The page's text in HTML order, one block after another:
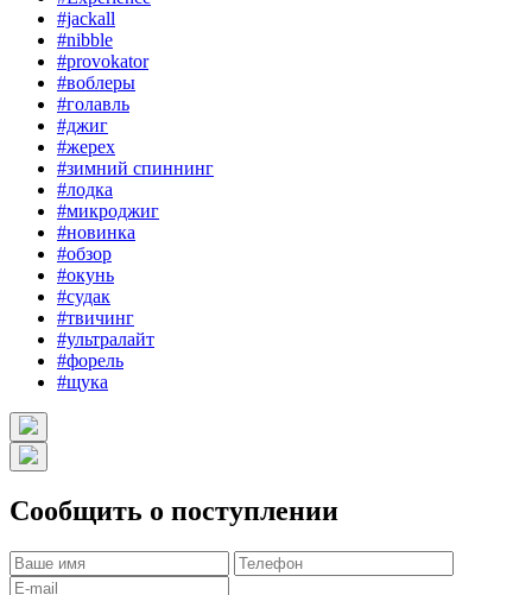
#jackall
#nibble
#provokator
#воблеры
#голавль
#джиг
#жерех
#зимний спиннинг
#лодка
#микроджиг
#новинка
#обзор
#окунь
#судак
#твичинг
#ультралайт
#форель
#щука
Сообщить о поступлении